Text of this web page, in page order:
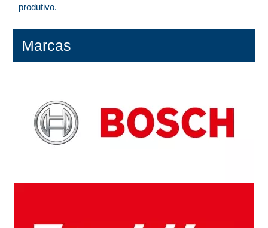
produtivo.
Marcas